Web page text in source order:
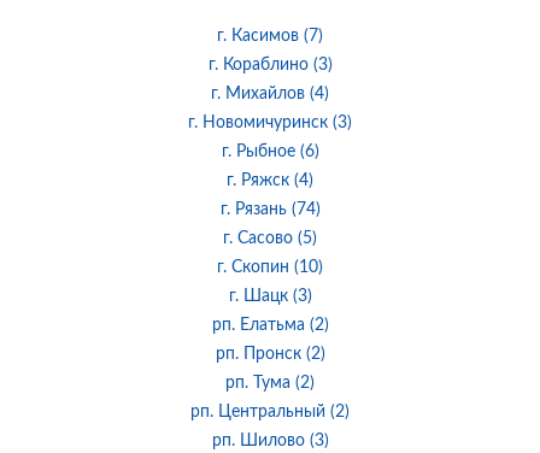
г. Касимов (7)
г. Кораблино (3)
г. Михайлов (4)
г. Новомичуринск (3)
г. Рыбное (6)
г. Ряжск (4)
г. Рязань (74)
г. Сасово (5)
г. Скопин (10)
г. Шацк (3)
рп. Елатьма (2)
рп. Пронск (2)
рп. Тума (2)
рп. Центральный (2)
рп. Шилово (3)